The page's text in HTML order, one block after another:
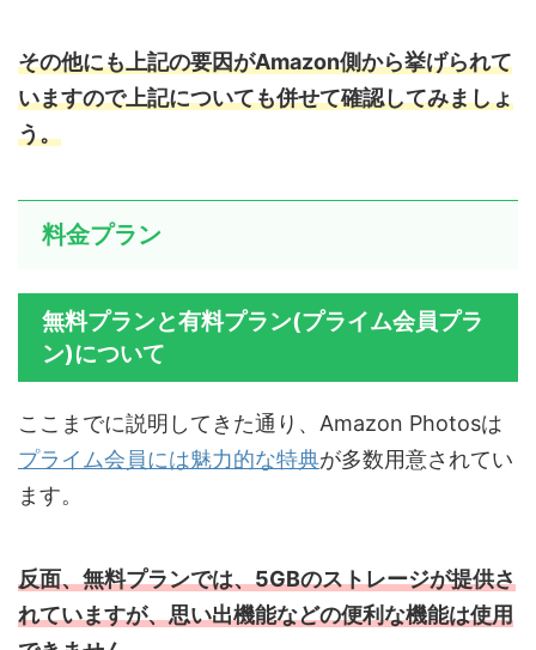
その他にも上記の要因がAmazon側から挙げられて
いますので上記についても併せて確認してみましょ
う。
料金プラン
無料プランと有料プラン(プライム会員プラ
ン)について
ここまでに説明してきた通り、Amazon Photosは
プライム会員には魅力的な特典が多数用意されてい
ます。
反面、無料プランでは、5GBのストレージが提供さ
れていますが、思い出機能などの便利な機能は使用